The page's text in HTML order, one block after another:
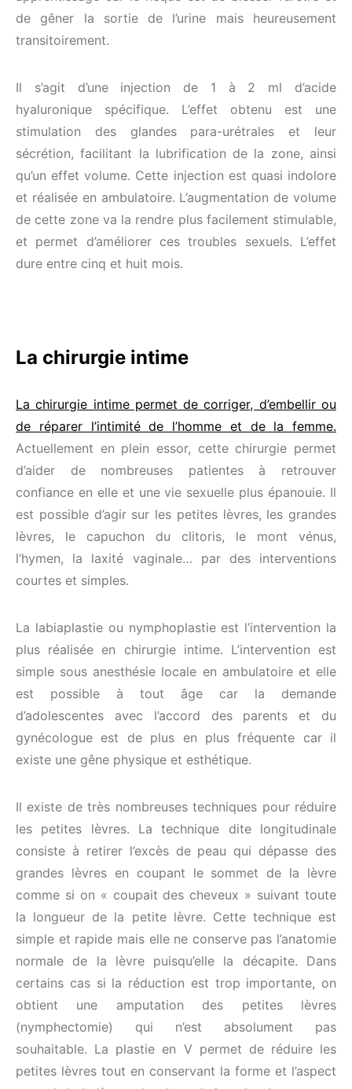
de gêner la sortie de l’urine mais heureusement
transitoirement.
Il s’agit d’une injection de 1 à 2 ml d’acide
hyaluronique spécifique. L’effet obtenu est une
stimulation des glandes para-urétrales et leur
sécrétion, facilitant la lubrification de la zone, ainsi
qu’un effet volume. Cette injection est quasi indolore
et réalisée en ambulatoire. L’augmentation de volume
de cette zone va la rendre plus facilement stimulable,
et permet d’améliorer ces troubles sexuels. L’effet
dure entre cinq et huit mois.
La chirurgie intime
La chirurgie intime permet de corriger, d’embellir ou
de réparer l’intimité de l’homme et de la femme.
Actuellement en plein essor, cette chirurgie permet
d’aider de nombreuses patientes à retrouver
confiance en elle et une vie sexuelle plus épanouie. Il
est possible d’agir sur les petites lèvres, les grandes
lèvres, le capuchon du clitoris, le mont vénus,
l’hymen, la laxité vaginale… par des interventions
courtes et simples.
La labiaplastie ou nymphoplastie est l’intervention la
plus réalisée en chirurgie intime. L’intervention est
simple sous anesthésie locale en ambulatoire et elle
est possible à tout âge car la demande
d’adolescentes avec l’accord des parents et du
gynécologue est de plus en plus fréquente car il
existe une gêne physique et esthétique.
Il existe de très nombreuses techniques pour réduire
les petites lèvres. La technique dite longitudinale
consiste à retirer l’excès de peau qui dépasse des
grandes lèvres en coupant le sommet de la lèvre
comme si on « coupait des cheveux » suivant toute
la longueur de la petite lèvre. Cette technique est
simple et rapide mais elle ne conserve pas l’anatomie
normale de la lèvre puisqu’elle la décapite. Dans
certains cas si la réduction est trop importante, on
obtient une amputation des petites lèvres
(nymphectomie) qui n’est absolument pas
souhaitable. La plastie en V permet de réduire les
petites lèvres tout en conservant la forme et l’aspect